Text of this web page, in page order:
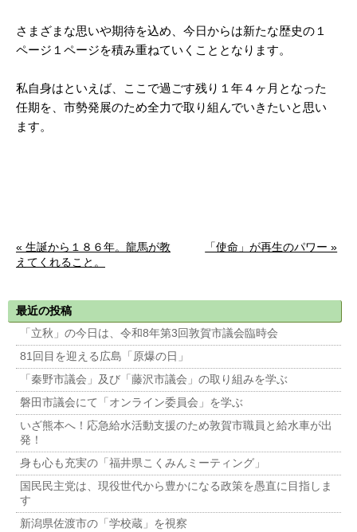
さまざまな思いや期待を込め、今日からは新たな歴史の１
ページ１ページを積み重ねていくこととなります。
私自身はといえば、ここで過ごす残り１年４ヶ月となった
任期を、市勢発展のため全力で取り組んでいきたいと思い
ます。
« 生誕から１８６年。龍馬が教
えてくれること。
「使命」が再生のパワー »
最近の投稿
「立秋」の今日は、令和8年第3回敦賀市議会臨時会
81回目を迎える広島「原爆の日」
「秦野市議会」及び「藤沢市議会」の取り組みを学ぶ
磐田市議会にて「オンライン委員会」を学ぶ
いざ熊本へ！応急給水活動支援のため敦賀市職員と給水車が出
発！
身も心も充実の「福井県こくみんミーティング」
国民民主党は、現役世代から豊かになる政策を愚直に目指しま
す
新潟県佐渡市の「学校蔵」を視察